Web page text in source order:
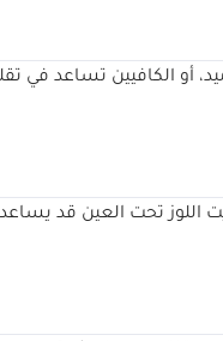
اللوز تحت العين قد